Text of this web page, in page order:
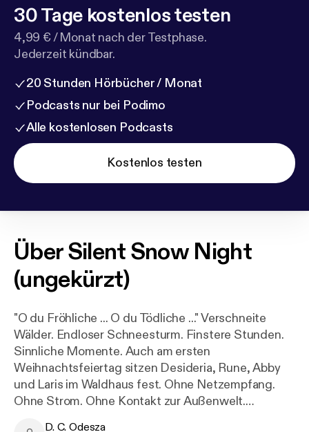
30 Tage kostenlos testen
4,99 € / Monat nach der Testphase.
Jederzeit kündbar.
20 Stunden Hörbücher / Monat
Podcasts nur bei Podimo
Alle kostenlosen Podcasts
Kostenlos testen
ÜberSilent Snow Night
(ungekürzt)
"O du Fröhliche ... O du Tödliche ..." Verschneite
Wälder. Endloser Schneesturm. Finstere Stunden.
Sinnliche Momente. Auch am ersten
Weihnachtsfeiertag sitzen Desideria, Rune, Abby
und Laris im Waldhaus fest. Ohne Netzempfang.
Ohne Strom. Ohne Kontakt zur Außenwelt.
D. C. Odesza